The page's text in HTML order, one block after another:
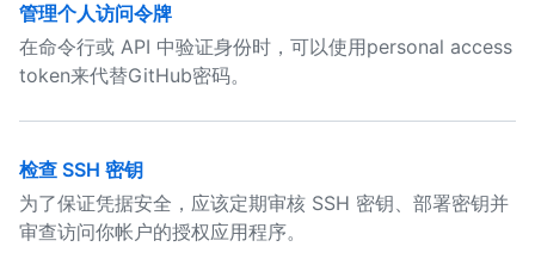
管理个人访问令牌
在命令行或 API 中验证身份时，可以使用personal access
token来代替GitHub密码。
检查 SSH 密钥
为了保证凭据安全，应该定期审核 SSH 密钥、部署密钥并
审查访问你帐户的授权应用程序。